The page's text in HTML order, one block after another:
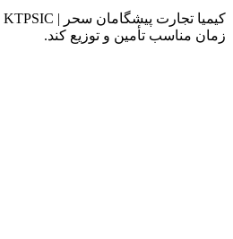
زمان مناسب تأمین و توزیع کند.